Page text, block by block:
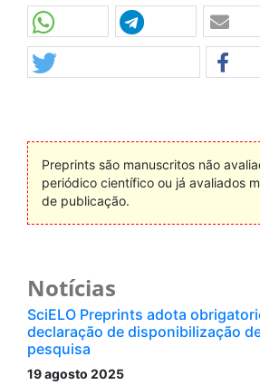
Preprints são manuscritos não
periódico científico ou já avaliados
de publicação.
Notícias
SciELO Preprints adota
declaração de disponibilização
pesquisa
19 agosto 2025